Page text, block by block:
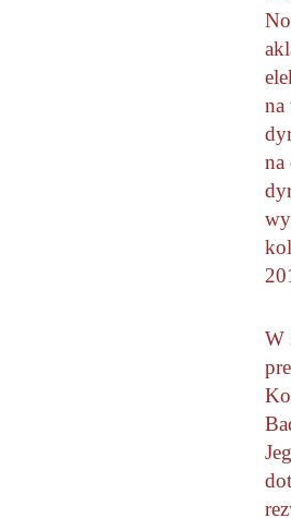
na
na
W